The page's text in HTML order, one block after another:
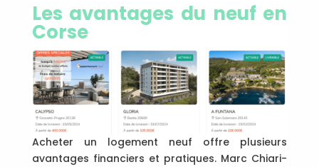
Les avantages du neuf en
Corse
Acheter un logement neuf offre plusieurs
avantages financiers et pratiques. Marc Chiari-